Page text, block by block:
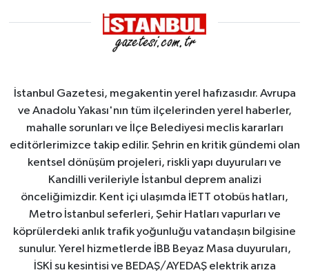
İstanbul Gazetesi, megakentin yerel hafızasıdır. Avrupa
ve Anadolu Yakası'nın tüm ilçelerinden yerel haberler,
mahalle sorunları ve İlçe Belediyesi meclis kararları
editörlerimizce takip edilir. Şehrin en kritik gündemi olan
kentsel dönüşüm projeleri, riskli yapı duyuruları ve
Kandilli verileriyle İstanbul deprem analizi
önceliğimizdir. Kent içi ulaşımda İETT otobüs hatları,
Metro İstanbul seferleri, Şehir Hatları vapurları ve
köprülerdeki anlık trafik yoğunluğu vatandaşın bilgisine
sunulur. Yerel hizmetlerde İBB Beyaz Masa duyuruları,
İSKİ su kesintisi ve BEDAŞ/AYEDAŞ elektrik arıza